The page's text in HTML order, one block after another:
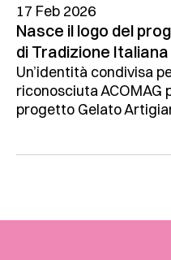
17 Feb 2026
Nasce il logo del
di Tradizione Italiana
Un’identità condivisa
riconosciuta ACOMAG
progetto Gelato